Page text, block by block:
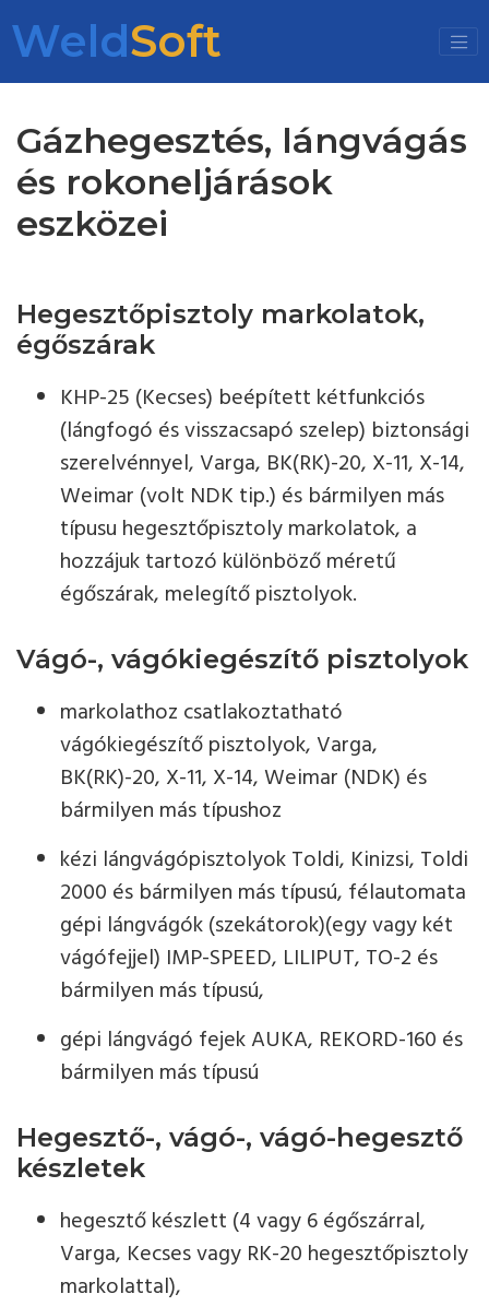
WeldSoft
Gázhegesztés, lángvágás
és rokoneljárások
eszközei
Hegesztőpisztoly markolatok,
égőszárak
KHP-25 (Kecses) beépített kétfunkciós
(lángfogó és visszacsapó szelep) biztonsági
szerelvénnyel, Varga, BK(RK)-20, X-11, X-14,
Weimar (volt NDK tip.) és bármilyen más
típusu hegesztőpisztoly markolatok, a
hozzájuk tartozó különböző méretű
égőszárak, melegítő pisztolyok.
Vágó-, vágókiegészítő pisztolyok
markolathoz csatlakoztatható
vágókiegészítő pisztolyok, Varga,
BK(RK)-20, X-11, X-14, Weimar (NDK) és
bármilyen más típushoz
kézi lángvágópisztolyok Toldi, Kinizsi, Toldi
2000 és bármilyen más típusú, félautomata
gépi lángvágók (szekátorok)(egy vagy két
vágófejjel) IMP-SPEED, LILIPUT, TO-2 és
bármilyen más típusú,
gépi lángvágó fejek AUKA, REKORD-160 és
bármilyen más típusú
Hegesztő-, vágó-, vágó-hegesztő
készletek
hegesztő készlett (4 vagy 6 égőszárral,
Varga, Kecses vagy RK-20 hegesztőpisztoly
markolattal),